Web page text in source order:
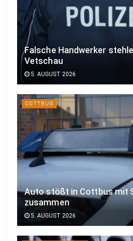
Falsche Handwerker
Vetschau
5. AUGUST 2026
COTTBUS
Auto stößt in Cottbus mit
zusammen
5. AUGUST 2026